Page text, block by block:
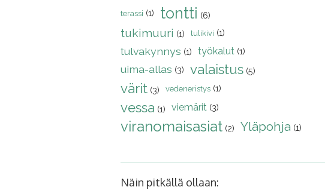
terassi (1) tontti (6)
tukimuuri (1) tulikivi (1)
tulvakynnys (1) työkalut (1)
uima-allas (3) valaistus (5)
värit (3) vedeneristys (1)
vessa (1) viemärit (3)
viranomaisasiat (2) Yläpohja (1)
Näin pitkällä ollaan: